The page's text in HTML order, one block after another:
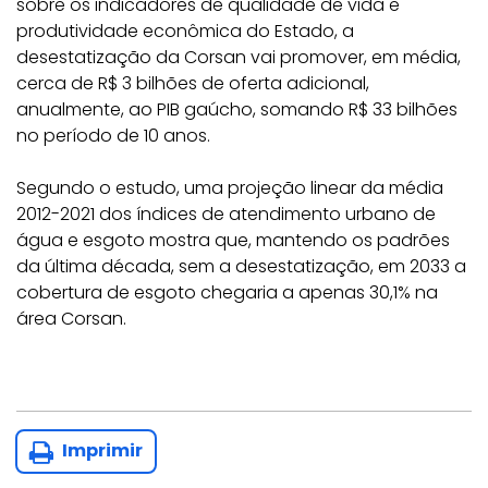
produtividade econômica do Estado, a
desestatização da Corsan vai promover, em média,
cerca de R$ 3 bilhões de oferta adicional,
anualmente, ao PIB gaúcho, somando R$ 33 bilhões
no período de 10 anos.
Segundo o estudo, uma projeção linear da média
2012-2021 dos índices de atendimento urbano de
água e esgoto mostra que, mantendo os padrões
da última década, sem a desestatização, em 2033 a
cobertura de esgoto chegaria a apenas 30,1% na
área Corsan.
Imprimir